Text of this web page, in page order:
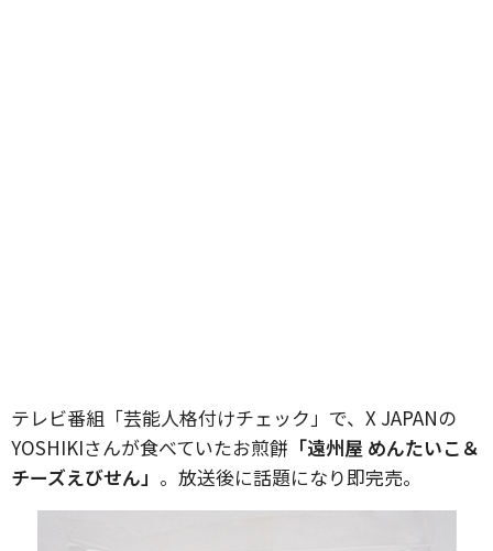
テレビ番組「芸能人格付けチェック」で、X JAPANの
YOSHIKIさんが食べていたお煎餅 「遠州屋 めんたいこ＆
チーズえびせん」 。放送後に話題になり即完売。